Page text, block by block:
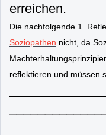
erreichen.
Die nachfolgende 1.
Soziopathen nicht, da
reflektieren und müssen